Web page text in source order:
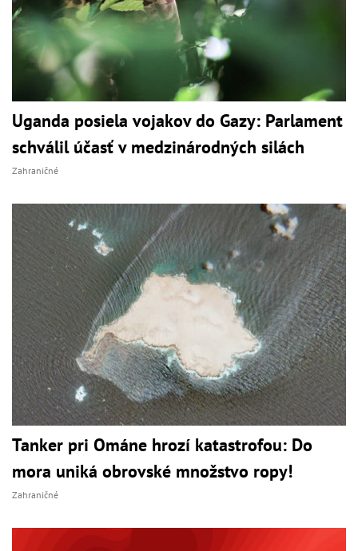
Uganda posiela vojakov do Gazy: Parlament
schválil účasť v medzinárodných silách
Zahraničné
Tanker pri Ománe hrozí katastrofou: Do
mora uniká obrovské množstvo ropy!
Zahraničné